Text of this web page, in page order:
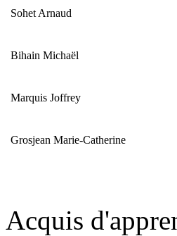
Sohet Arnaud
Bihain Michaël
Marquis Joffrey
Grosjean Marie-Catherine
Acquis